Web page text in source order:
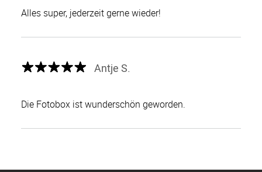
Alles super, jederzeit gerne wieder!
Antje S.
Die Fotobox ist wunderschön geworden.